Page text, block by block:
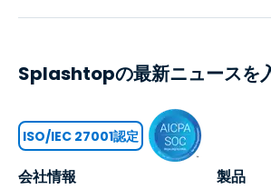
会社情報 製品
Splashtopの最新ニュースを
ISO/IEC 27001認定